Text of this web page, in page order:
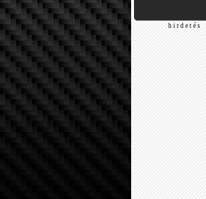
h i r d e t é s